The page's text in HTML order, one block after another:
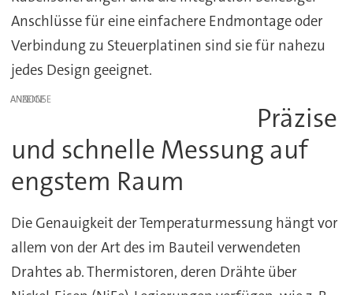
Anschlüsse für eine einfachere Endmontage oder
Verbindung zu Steuerplatinen sind sie für nahezu
jedes Design geeignet.
ANZEIGE
Präzise
und schnelle Messung auf
engstem Raum
Die Genauigkeit der Temperaturmessung hängt vor
allem von der Art des im Bauteil verwendeten
Drahtes ab. Thermistoren, deren Drähte über